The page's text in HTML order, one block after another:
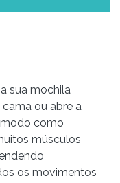
sua mochila
ou abre a
como
músculos
os movimentos